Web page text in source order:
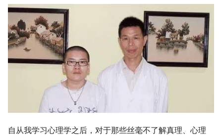
自从我学习心理学之后，对于那些丝毫不了解真理、心理